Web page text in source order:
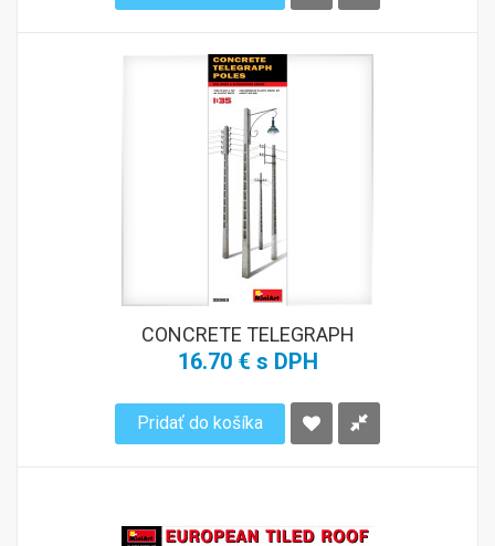
CONCRETE TELEGRAPH
16.70 € s DPH
Pridať do košíka